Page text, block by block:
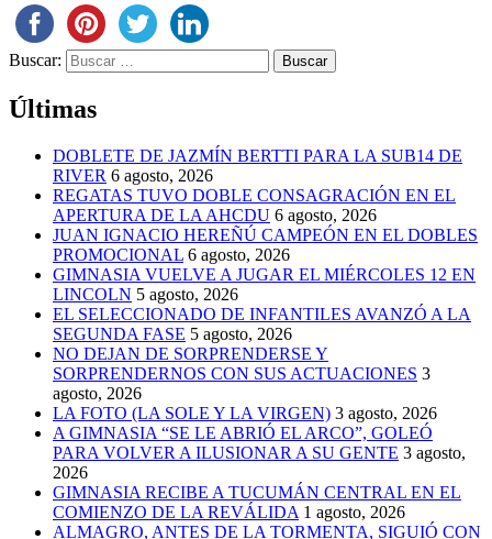
Buscar:
Últimas
DOBLETE DE JAZMÍN BERTTI PARA LA SUB14 DE
RIVER 6 agosto, 2026
REGATAS TUVO DOBLE CONSAGRACIÓN EN EL
APERTURA DE LA AHCDU 6 agosto, 2026
JUAN IGNACIO HEREÑÚ CAMPEÓN EN EL DOBLES
PROMOCIONAL 6 agosto, 2026
GIMNASIA VUELVE A JUGAR EL MIÉRCOLES 12 EN
LINCOLN 5 agosto, 2026
EL SELECCIONADO DE INFANTILES AVANZÓ A LA
SEGUNDA FASE 5 agosto, 2026
NO DEJAN DE SORPRENDERSE Y
SORPRENDERNOS CON SUS ACTUACIONES 3
agosto, 2026
LA FOTO (LA SOLE Y LA VIRGEN) 3 agosto, 2026
A GIMNASIA “SE LE ABRIÓ EL ARCO”, GOLEÓ
PARA VOLVER A ILUSIONAR A SU GENTE 3 agosto,
2026
GIMNASIA RECIBE A TUCUMÁN CENTRAL EN EL
COMIENZO DE LA REVÁLIDA 1 agosto, 2026
ALMAGRO, ANTES DE LA TORMENTA, SIGUIÓ CON